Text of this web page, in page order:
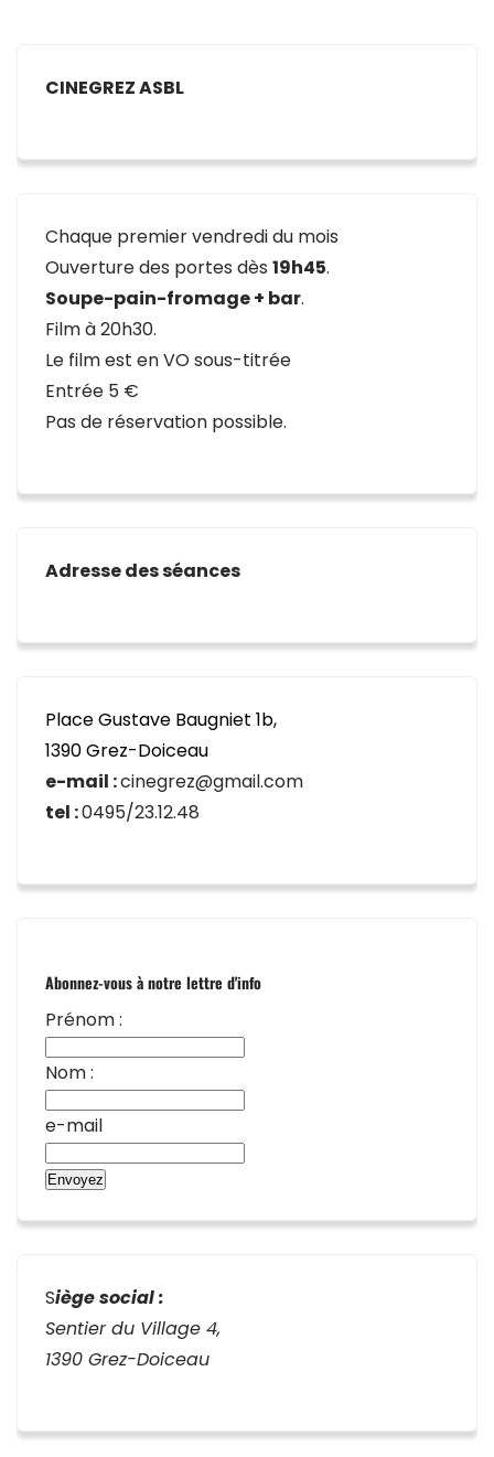
CINEGREZ ASBL
Chaque premier vendredi du mois
Ouverture des portes dès 19h45.
Soupe-pain-fromage + bar.
Film à 20h30.
Le film est en VO sous-titrée
Entrée 5 €
Pas de réservation possible.
Adresse des séances
Place Gustave Baugniet 1b,
1390 Grez-Doiceau
e-mail :cinegrez@gmail.com
tel :0495/23.12.48
Abonnez-vous à notre lettre d'info
Prénom :
Nom :
e-mail
Siège social :
Sentier du Village 4,
1390 Grez-Doiceau